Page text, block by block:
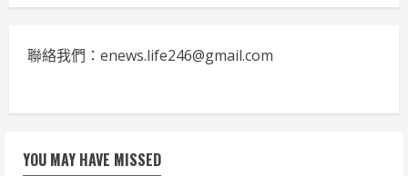
聯絡我們：enews.life246@gmail.com
YOU MAY HAVE MISSED